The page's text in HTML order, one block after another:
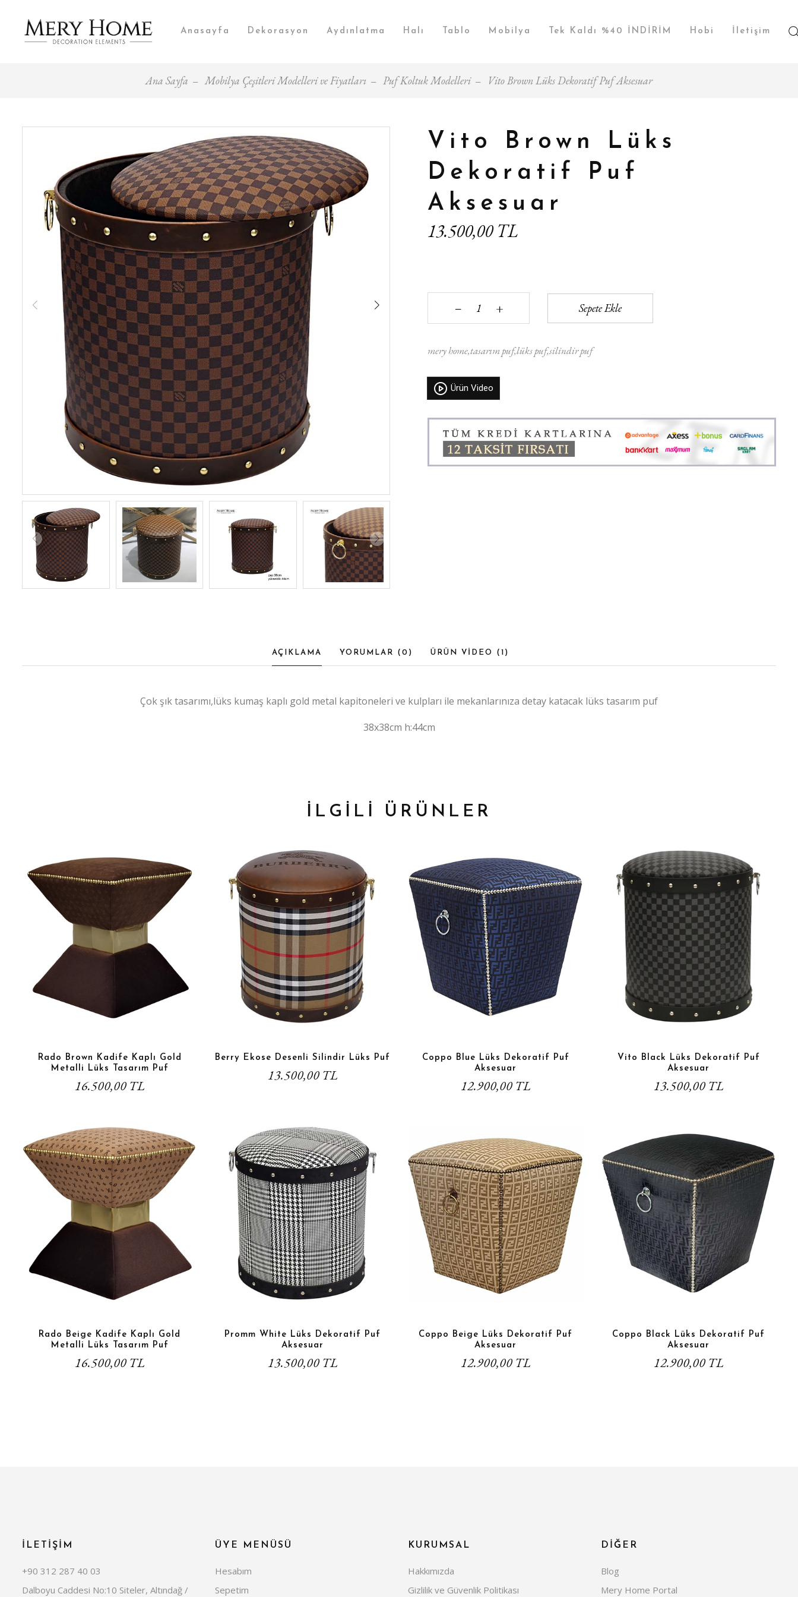
Anasayfa Dekorasyon Aydınlatma Halı Tablo Mobilya Tek Kaldı %40 İNDİRİM Hobi İletişim
Ana Sayfa Mobilya Çeşitleri Modelleri ve Fiyatları Puf Koltuk Modelleri Vito Brown Lüks Dekoratif Puf Aksesuar
Vito Brown Lüks
Dekoratif Puf
Aksesuar
13.500,00 TL
‒ + Sepete Ekle
mery hometasarım puflüks pufsilindir puf
Ürün Video
AÇIKLAMA YORUMLAR ( 0 ) ÜRÜN VİDEO ( 1 )
Çok şık tasarımı,lüks kumaş kaplı gold metal kapitoneleri ve kulpları ile mekanlarınıza detay katacak lüks tasarım puf
38x38cm h:44cm
İLGİLİ ÜRÜNLER
Rado Brown Kadife Kaplı Gold
Metalli Lüks Tasarım Puf
16.500,00 TL
Berry Ekose Desenli Silindir Lüks Puf
13.500,00 TL
Coppo Blue Lüks Dekoratif Puf
Aksesuar
12.900,00 TL
Vito Black Lüks Dekoratif Puf
Aksesuar
13.500,00 TL
Rado Beige Kadife Kaplı Gold
Metalli Lüks Tasarım Puf
16.500,00 TL
Promm White Lüks Dekoratif Puf
Aksesuar
13.500,00 TL
Coppo Beige Lüks Dekoratif Puf
Aksesuar
12.900,00 TL
Coppo Black Lüks Dekoratif Puf
Aksesuar
12.900,00 TL
İLETİŞİM
+90 312 287 40 03
Dalboyu Caddesi No:10 Siteler, Altındağ /
ÜYE MENÜSÜ
Hesabım
Sepetim
KURUMSAL
Hakkımızda
Gizlilik ve Güvenlik Politikası
DİĞER
Blog
Mery Home Portal